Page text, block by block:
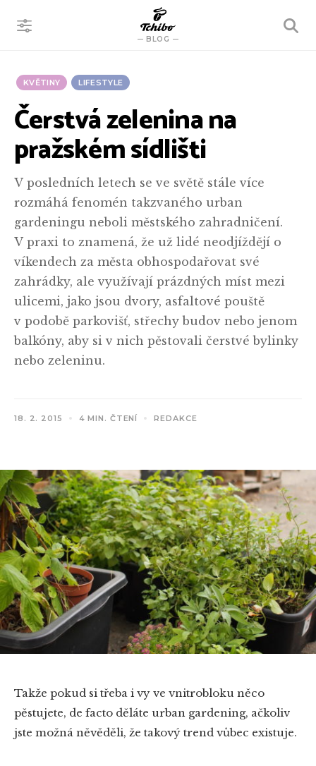
BLOG
VYHLEDÁVÁNÍ
KVĚTINY LIFESTYLE
Čerstvá zelenina na
pražském sídlišti
V posledních letech se ve světě stále více
rozmáhá fenomén takzvaného urban
gardeningu neboli městského zahradničení.
V praxi to znamená, že už lidé neodjíždějí o
víkendech za města obhospodařovat své
zahrádky, ale využívají prázdných míst mezi
ulicemi, jako jsou dvory, asfaltové pouště
v podobě parkovišť, střechy budov nebo jenom
balkóny, aby si v nich pěstovali čerstvé bylinky
nebo zeleninu.
18. 2. 2015 4 MIN. ČTENÍ REDAKCE
Takže pokud si třeba i vy ve vnitrobloku něco
pěstujete, de facto děláte urban gardening, ačkoliv
jste možná něvěděli, že takový trend vůbec existuje.